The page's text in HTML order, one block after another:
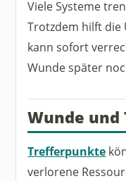
Viele Systeme
Trotzdem hilft die
kann sofort
Wunde später
Wunde
Trefferpunkte
verlorene